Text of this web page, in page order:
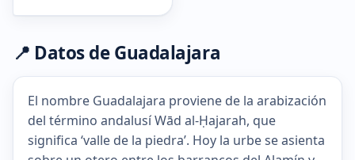
📍 Datos de Guadalajara
El nombre Guadalajara proviene de la arabización
del término andalusí Wād al‑Ḥajarah, que
significa ‘valle de la piedra’. Hoy la urbe se asienta